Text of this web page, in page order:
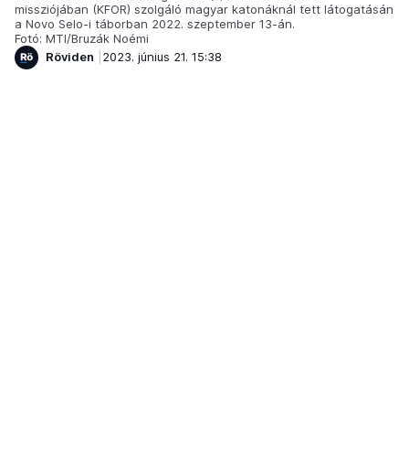
missziójában (KFOR) szolgáló magyar katonáknál tett látogatásán
a Novo Selo-i táborban 2022. szeptember 13-án.
Fotó: MTI/Bruzák Noémi
Röviden
2023. június 21. 15:38